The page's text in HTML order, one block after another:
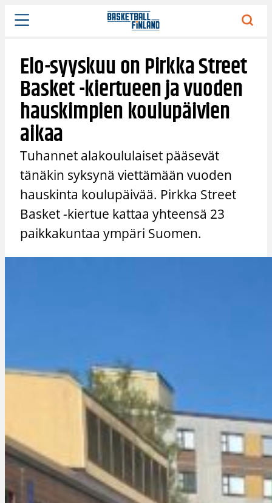
Siirry
sisältöön
Elo-syyskuu on Pirkka Street
Basket -kiertueen ja vuoden
hauskimpien koulupäivien
aikaa
Tuhannet alakoululaiset pääsevät
tänäkin syksynä viettämään vuoden
hauskinta koulupäivää. Pirkka Street
Basket -kiertue kattaa yhteensä 23
paikkakuntaa ympäri Suomen.